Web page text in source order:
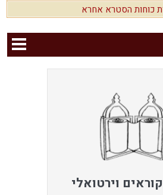
כוחות הסטרא אחרא
וירטואלי